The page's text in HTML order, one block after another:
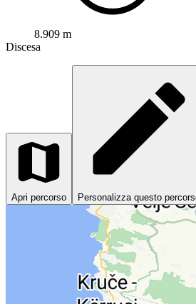
8.909 m
Discesa
Apri percorso Personalizza questo